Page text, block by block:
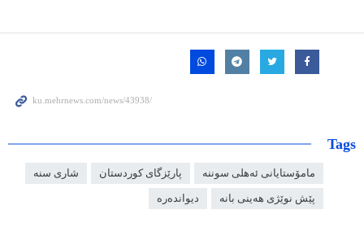
Tags
مامۆستایانی ئەهلی سوننە پارێزگای کوردستان شاری سنە
پێش نوێژی هەینی بانە دیواندەرە